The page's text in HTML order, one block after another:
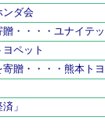
ンダ会
・・・・ユナイテ
ペット
贈・・・・熊本ト
」